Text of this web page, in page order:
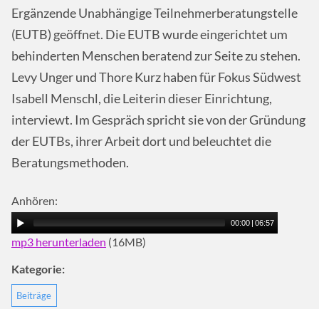
Ergänzende Unabhängige Teilnehmerberatungstelle
(EUTB) geöffnet. Die EUTB wurde eingerichtet um
behinderten Menschen beratend zur Seite zu stehen.
Levy Unger und Thore Kurz haben für Fokus Südwest
Isabell Menschl, die Leiterin dieser Einrichtung,
interviewt. Im Gespräch spricht sie von der Gründung
der EUTBs, ihrer Arbeit dort und beleuchtet die
Beratungsmethoden.
Anhören:
00:00 | 06:57
mp3 herunterladen (16MB)
Kategorie:
Beiträge